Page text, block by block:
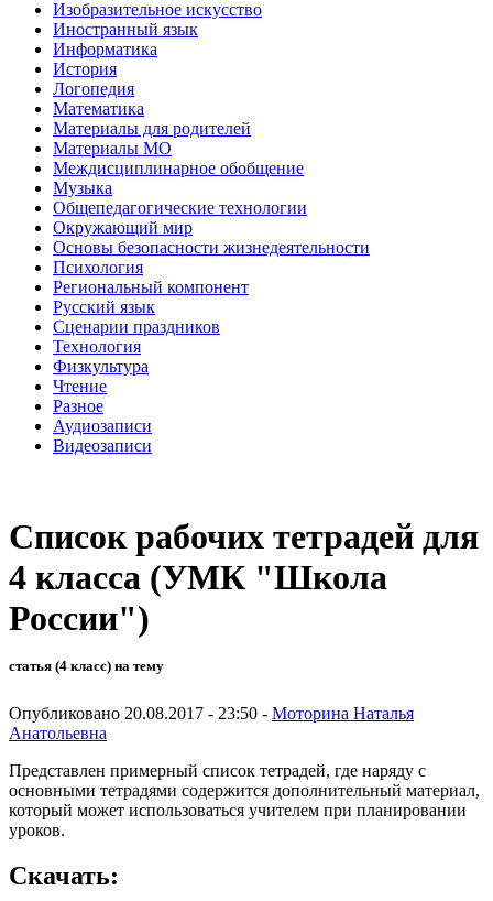
Изобразительное искусство
Иностранный язык
Информатика
История
Логопедия
Математика
Материалы для родителей
Материалы МО
Междисциплинарное обобщение
Музыка
Общепедагогические технологии
Окружающий мир
Основы безопасности жизнедеятельности
Психология
Региональный компонент
Русский язык
Сценарии праздников
Технология
Физкультура
Чтение
Разное
Аудиозаписи
Видеозаписи
Список рабочих тетрадей для
4 класса (УМК "Школа
России")
статья (4 класс) на тему
Опубликовано 20.08.2017 - 23:50 - Моторина Наталья
Анатольевна
Представлен примерный список тетрадей, где наряду с
основными тетрадями содержится дополнительный материал,
который может использоваться учителем при планировании
уроков.
Скачать: